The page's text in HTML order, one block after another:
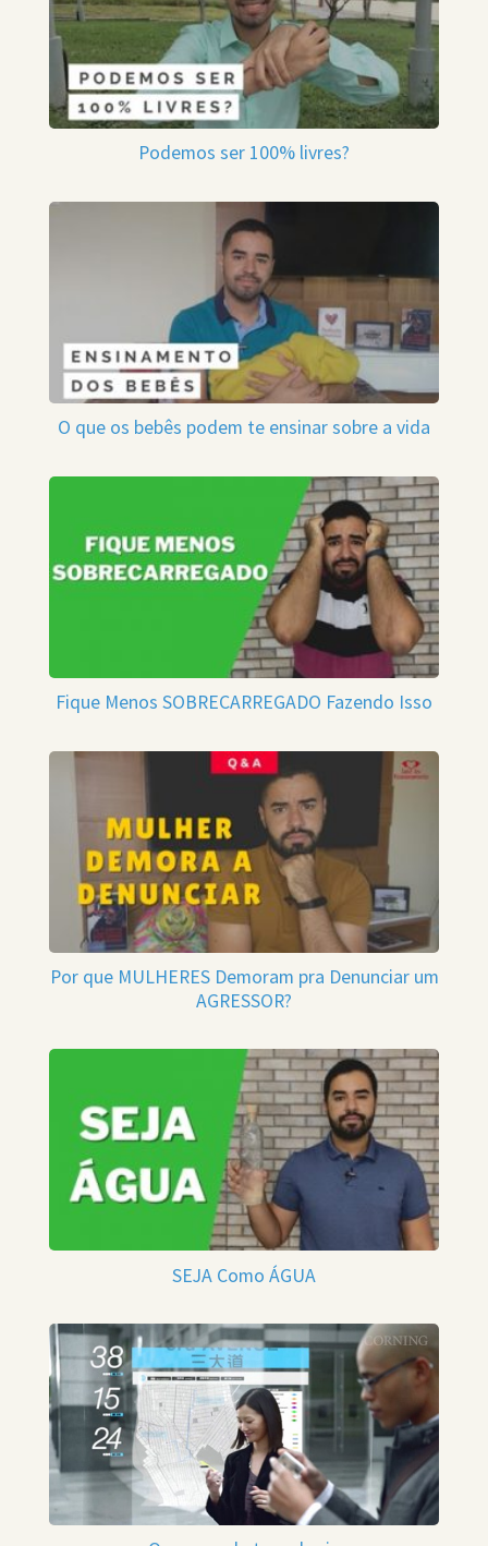
Podemos ser 100% livres?
O que os bebês podem te ensinar sobre a vida
Fique Menos SOBRECARREGADO Fazendo Isso
Por que MULHERES Demoram pra Denunciar um
AGRESSOR?
SEJA Como ÁGUA